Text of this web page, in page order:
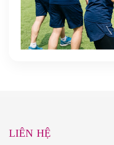
LIÊN HỆ